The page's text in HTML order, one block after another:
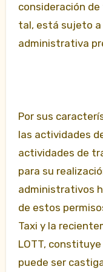
consideración
tal, está sujeto a
administrativa
Por sus
las actividades
actividades de
para su
administrativos
de estos
Taxi y la
LOTT,
puede ser